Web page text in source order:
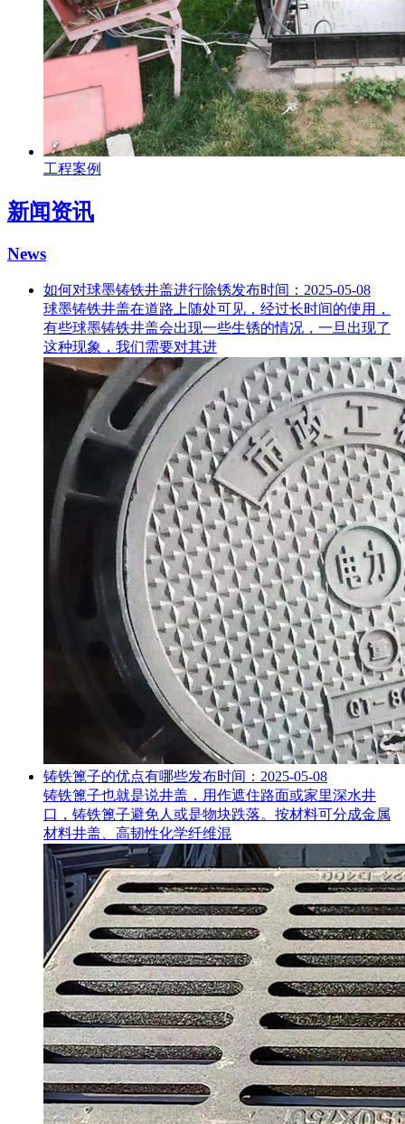
工程案例
新闻资讯
News
如何对球墨铸铁井盖进行除锈发布时间：2025-05-08
球墨铸铁井盖在道路上随处可见，经过长时间的使用，
有些球墨铸铁井盖会出现一些生锈的情况，一旦出现了
这种现象，我们需要对其进
铸铁篦子的优点有哪些发布时间：2025-05-08
铸铁篦子也就是说井盖，用作遮住路面或家里深水井
口，铸铁篦子避免人或是物块跌落。按材料可分成金属
材料井盖、高韧性化学纤维混